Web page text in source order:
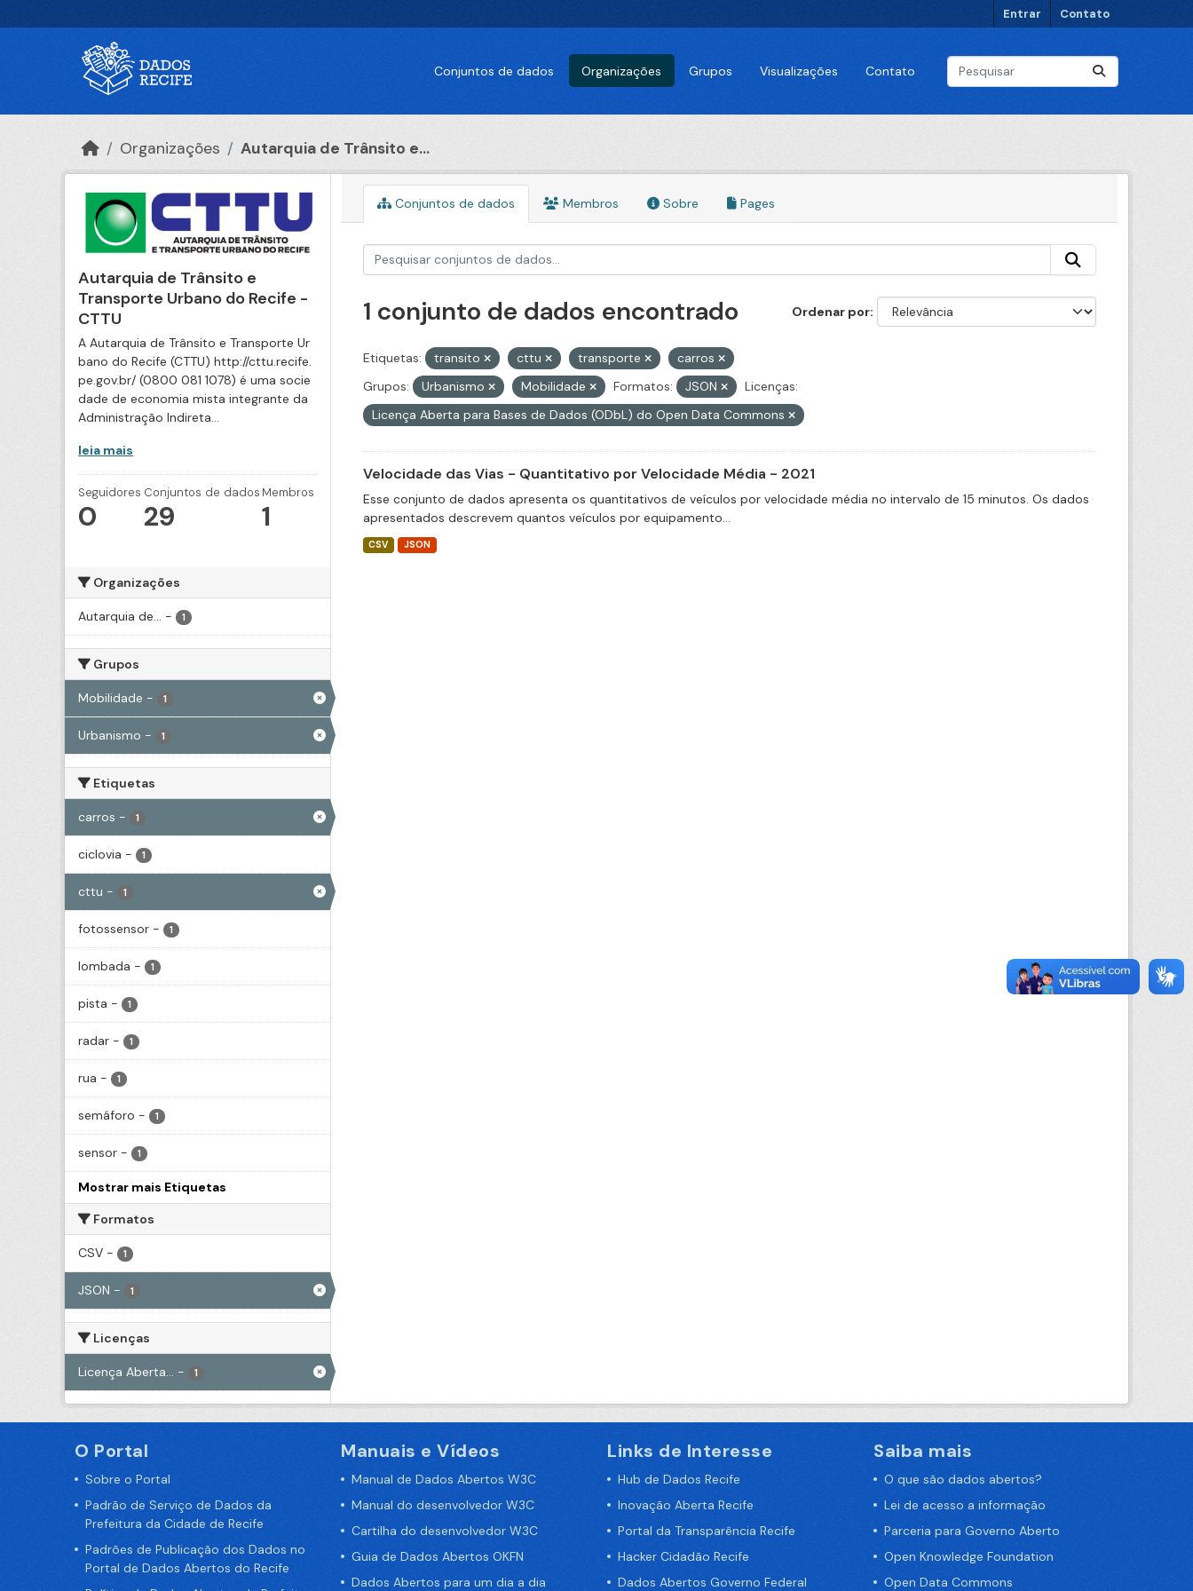
Entrar Contato
Conjuntos de dados Organizações Grupos Visualizações Contato
Organizações Autarquia de Trânsito e...
Autarquia de Trânsito e
Transporte Urbano do Recife -
CTTU
A Autarquia de Trânsito e Transporte Ur
bano do Recife (CTTU) http://cttu.recife.
pe.gov.br/ (0800 081 1078) é uma socie
dade de economia mista integrante da
Administração Indireta...
leia mais
Seguidores
0
Conjuntos de dados
29
Membros
1
Organizações
Autarquia de... - 1
Grupos
Mobilidade - 1
Urbanismo - 1
Etiquetas
carros - 1
ciclovia - 1
cttu - 1
fotossensor - 1
lombada - 1
pista - 1
radar - 1
rua - 1
semáforo - 1
sensor - 1
Mostrar mais Etiquetas
Formatos
CSV - 1
JSON - 1
Licenças
Licença Aberta... - 1
Conjuntos de dados Membros Sobre Pages
Ordenar por
1 conjunto de dados encontrado
Etiquetas: transito cttu transporte
carros
Grupos:
Urbanismo Mobilidade Formatos: JSON
Licenças:
Licença Aberta para Bases de Dados (ODbL) do Open Data Commons
Velocidade das Vias - Quantitativo por Velocidade Média - 2021
Esse conjunto de dados apresenta os quantitativos de veículos por velocidade média no intervalo de 15 minutos. Os dados
apresentados descrevem quantos veículos por equipamento...
CSV JSON
O Portal
Sobre o Portal
Padrão de Serviço de Dados da
Prefeitura da Cidade de Recife
Padrões de Publicação dos Dados no
Portal de Dados Abertos do Recife
Manuais e Vídeos
Manual de Dados Abertos W3C
Manual do desenvolvedor W3C
Cartilha do desenvolvedor W3C
Guia de Dados Abertos OKFN
Dados Abertos para um dia a dia
Links de Interesse
Hub de Dados Recife
Inovação Aberta Recife
Portal da Transparência Recife
Hacker Cidadão Recife
Dados Abertos Governo Federal
Saiba mais
O que são dados abertos?
Lei de acesso a informação
Parceria para Governo Aberto
Open Knowledge Foundation
Open Data Commons